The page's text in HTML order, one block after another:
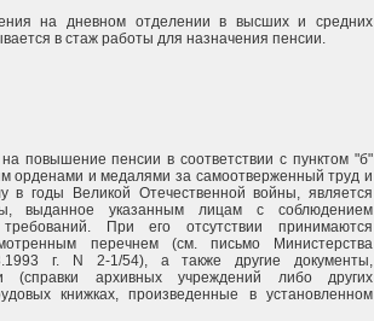
на дневном отделении в высших и средних
в стаж работы для назначения пенсии.
повышение пенсии в соответствии с пунктом "б"
орденами и медалями за самоотверженный труд и
в годы Великой Отечественной войны, является
выданное указанным лицам с соблюдением
требований. При его отсутствии принимаются
перечнем (см. письмо Министерства
г. N 2-1/54), а также другие документы,
(справки архивных учреждений либо других
книжках, произведенные в установленном